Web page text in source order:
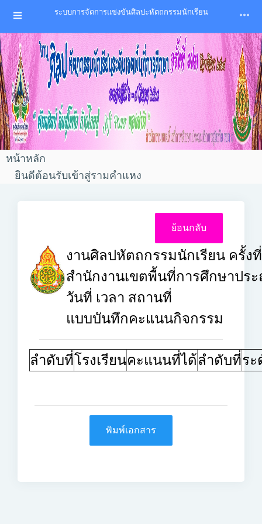
ระบบการจัดการแข่งขันศิลปะหัตถกรรมนักเรียน
หน้าหลัก
ยินดีต้อนรับเข้าสู่รามคำแหง
งานศิลปหัตถกรรมนักเรียน ครั้ง
สำนักงานเขตพื้นที่การศึกษาปร
วันที่ เวลา สถานที่
แบบบันทึกคะแนนกิจกรรม
ลำดับที่โรงเรียนคะแนนที่ได้ลำดับที่ระ